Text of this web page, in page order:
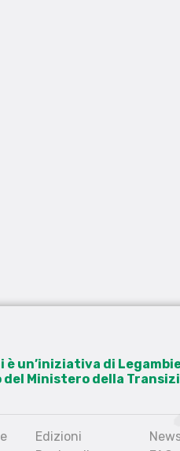
è un’iniziativa di
Ministero della
Edizioni